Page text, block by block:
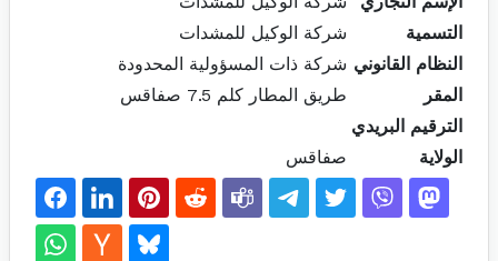
التسمية
شركة الوكيل للمشدات
النظام القانوني شركة ذات المسؤولية المحدودة
المقر
طريق المطار كلم 7.5 صفاقس
الترقيم البريدي
الولاية
صفاقس